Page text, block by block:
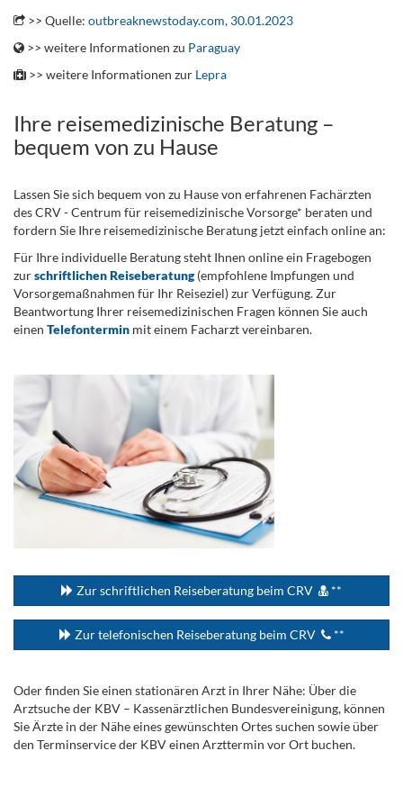
>> Quelle: outbreaknewstoday.com, 30.01.2023
>> weitere Informationen zu Paraguay
>> weitere Informationen zur Lepra
Ihre reisemedizinische Beratung –
bequem von zu Hause
Lassen Sie sich bequem von zu Hause von erfahrenen Fachärzten
des CRV - Centrum für reisemedizinische Vorsorge* beraten und
fordern Sie Ihre reisemedizinische Beratung jetzt einfach online an:
Für Ihre individuelle Beratung steht Ihnen online ein Fragebogen
zurschriftlichen Reiseberatung(empfohlene Impfungen und
Vorsorgemaßnahmen für Ihr Reiseziel) zur Verfügung. Zur
Beantwortung Ihrer reisemedizinischen Fragen können Sie auch
einen Telefontermin mit einem Facharzt vereinbaren.
Zur schriftlichen Reiseberatung beim CRV **
Zur telefonischen Reiseberatung beim CRV **
Oder finden Sie einen stationären Arzt in Ihrer Nähe: Über die
Arztsuche der KBV – Kassenärztlichen Bundesvereinigung, können
Sie Ärzte in der Nähe eines gewünschten Ortes suchen sowie über
den Terminservice der KBV einen Arzttermin vor Ort buchen.